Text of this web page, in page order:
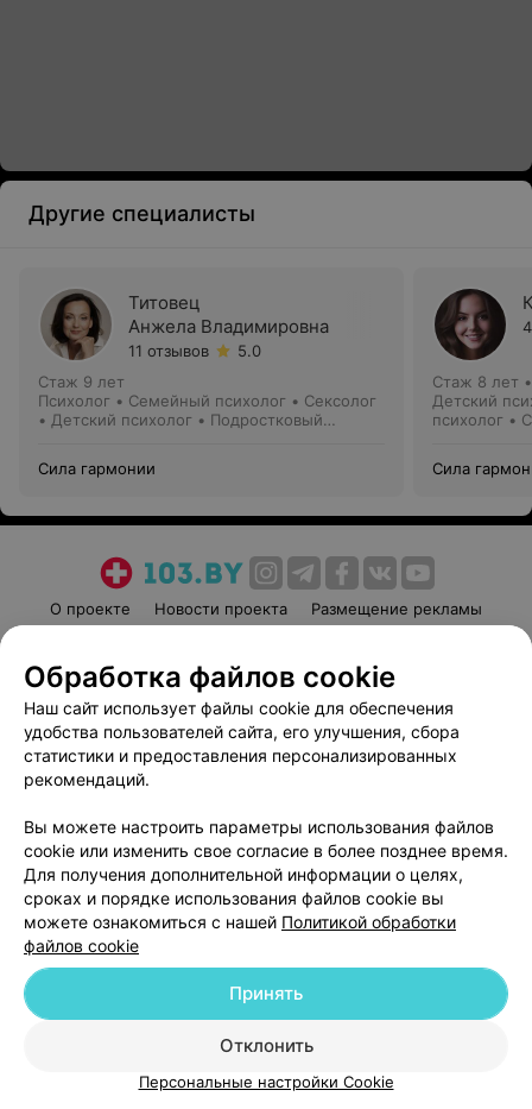
Другие специалисты
Титовец
Анжела Владимировна
11 отзывов
5.0
Стаж 9 лет
Психолог • Семейный психолог • Сексолог
• Детский психолог • Подростковый
Сила гармонии
Стаж 8 лет
Детский
психолог •
Сила
О проекте Новости проекта
Размещение рекламы
Пользовательское соглашение
Способы оплаты
Вакансии
Партнеры
Написать руководителю 103.by
Обработка персональных данных
© 2026 ООО «Артокс Лаб», УНП 191700409
| 220012, Республика Беларусь,
Служба поддержки +375 291212755
Обработка файлов cookie
Наш сайт использует файлы cookie для обеспечения
удобства пользователей сайта, его улучшения, сбора
статистики и предоставления персонализированных
рекомендаций.
Вы можете настроить параметры использования файлов
cookie или изменить свое согласие в более позднее время.
Для получения дополнительной информации о целях,
сроках и порядке использования файлов cookie вы
можете ознакомиться с нашей Политикой обработки
файлов cookie
Отклонить
Принять
Персональные настройки Cookie